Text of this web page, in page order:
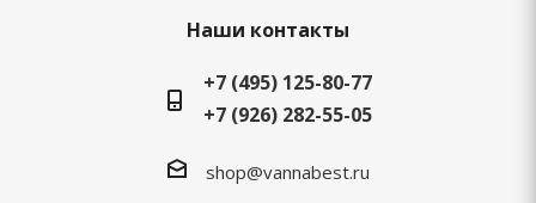
Наши контакты
+7 (495) 125-80-77
+7 (926) 282-55-05
shop@vannabest.ru